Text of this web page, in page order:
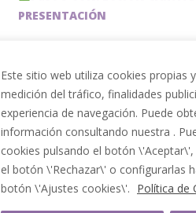
Este sitio web utiliza cookies propias
medición del tráfico, finalidades
experiencia de navegación. Puede
información consultando nuestra .
cookies pulsando el botón
el botón \'Rechazar\' o configurarlas
botón \'Ajustes cookies\'. Política de
PRESENTACIÓN
Paso 5 OPTIMIZACIÓN PERFIL
PACKS DE AHORRO
JOBAI, ASISTENTE DE IA PARA
Servicios especiales